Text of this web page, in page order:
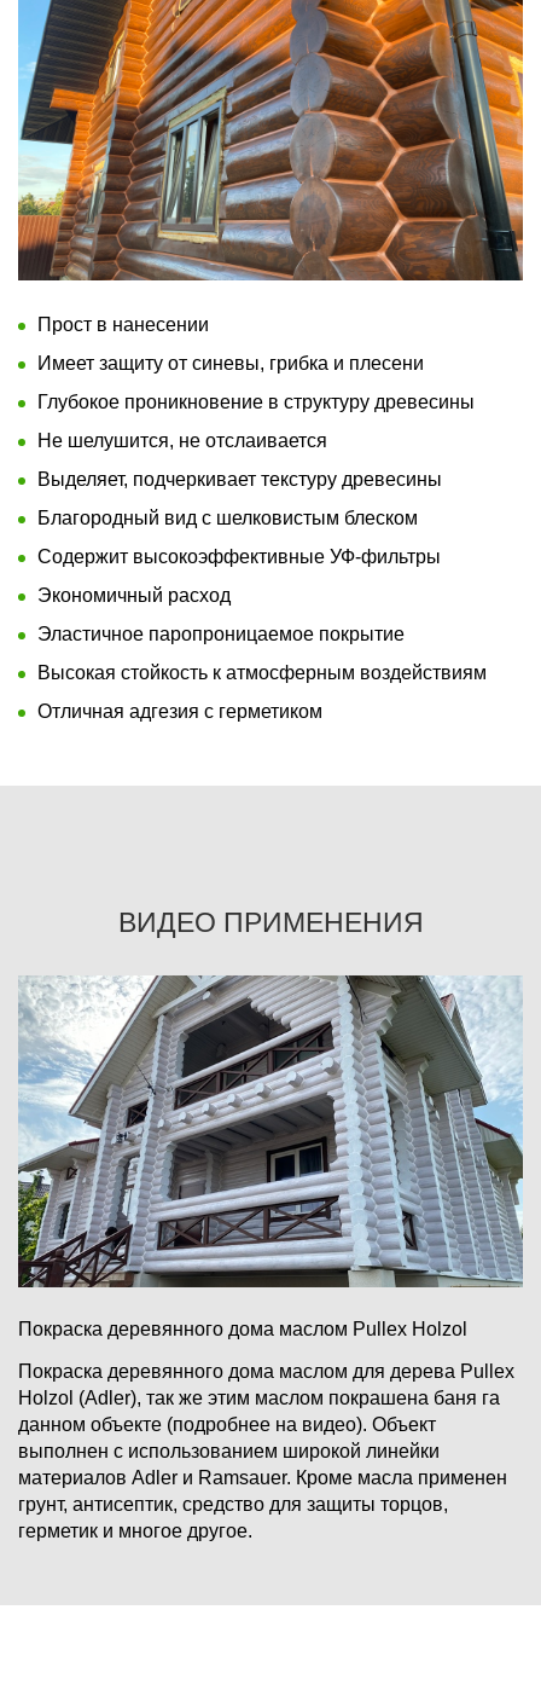
Прост в нанесении
Имеет защиту от синевы, грибка и плесени
Глубокое проникновение в структуру древесины
Не шелушится, не отслаивается
Выделяет, подчеркивает текстуру древесины
Благородный вид с шелковистым блеском
Содержит высокоэффективные УФ-фильтры
Экономичный расход
Эластичное паропроницаемое покрытие
Высокая стойкость к атмосферным воздействиям
Отличная адгезия с герметиком
ВИДЕО ПРИМЕНЕНИЯ
Покраска деревянного дома маслом Pullex Holzol
Покраска деревянного дома маслом для дерева Pullex
Holzol (Adler), так же этим маслом покрашена баня га
данном объекте (подробнее на видео). Объект
выполнен с использованием широкой линейки
материалов Adler и Ramsauer. Кроме масла применен
грунт, антисептик, средство для защиты торцов,
герметик и многое другое.